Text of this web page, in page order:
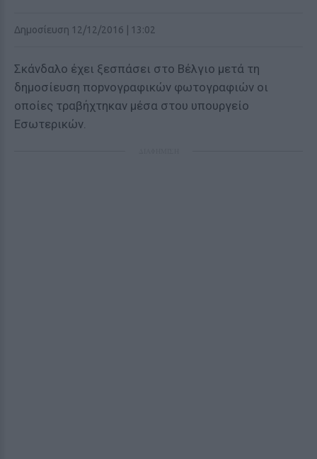
Δημοσίευση 12/12/2016 | 13:02
Σκάνδαλο έχει ξεσπάσει στο Βέλγιο μετά τη
δημοσίευση ποpνογραφικών φωτογραφιών οι
οποίες τραβήχτηκαν μέσα στου υπουργείο
Εσωτερικών.